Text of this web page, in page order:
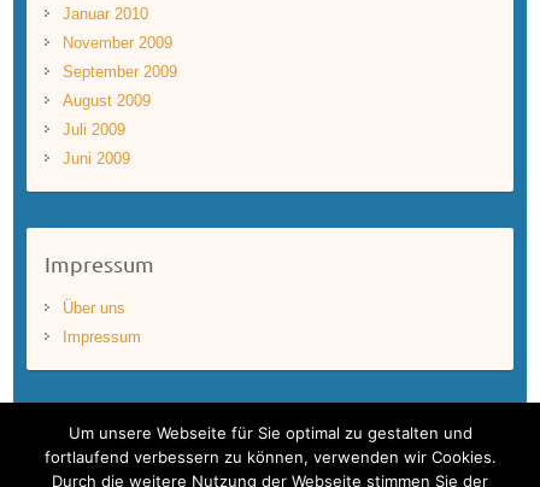
Januar 2010
November 2009
September 2009
August 2009
Juli 2009
Juni 2009
Impressum
Über uns
Impressum
Um unsere Webseite für Sie optimal zu gestalten und
fortlaufend verbessern zu können, verwenden wir Cookies.
Durch die weitere Nutzung der Webseite stimmen Sie der